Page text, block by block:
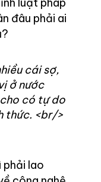
đâu phải ai
cái sợ,
ở nước
có tự do
thức. <br/>
phải lao